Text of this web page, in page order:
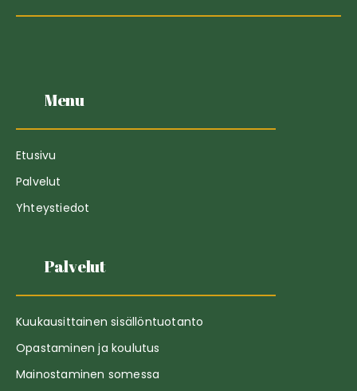
Menu
Etusivu
Palvelut
Yhteystiedot
Palvelut
Kuukausittainen sisällöntuotanto
Opastaminen ja koulutus
Mainostaminen somessa